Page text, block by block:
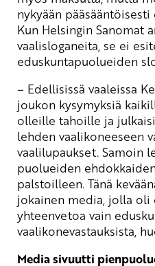
nykyään
Kun Helsingin Sanomat
vaalisloganeita, se ei
eduskuntapuolueiden
– Edellisissä vaaleissa
joukon kysymyksiä
olleille tahoille ja
lehden vaalikoneeseen
vaalilupaukset. Samoin
puolueiden
palstoilleen. Tänä
jokainen media, jolla oli
yhteenvetoa vain
vaalikonevastauksista,
Media sivuutti